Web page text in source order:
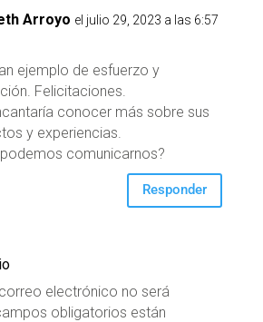
Arroyo el julio 29, 2023 a las 6:57
ejemplo de esfuerzo y
Felicitaciones.
conocer más sobre sus
y experiencias.
comunicarnos?
Responder
electrónico no será
obligatorios están